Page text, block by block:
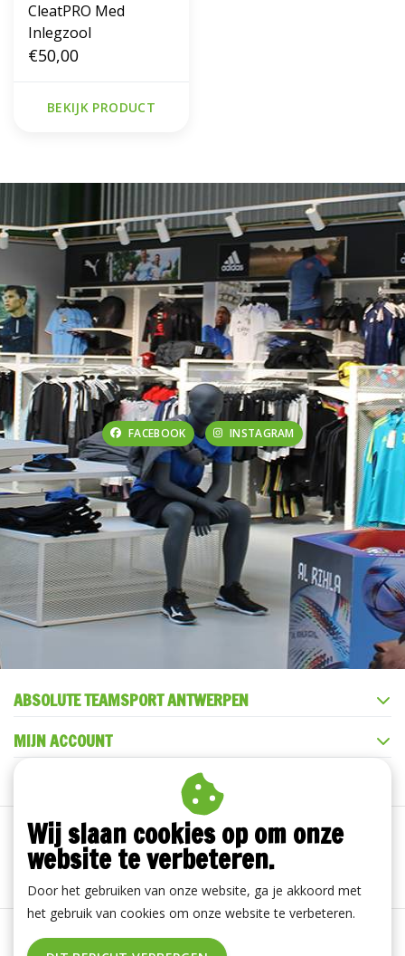
CleatPRO Med
Inlegzool
€50,00
BEKIJK PRODUCT
FACEBOOK INSTAGRAM
ABSOLUTE TEAMSPORT ANTWERPEN
MIJN ACCOUNT
Algemene voorwaarden | Disclaimer
Wij slaan cookies op om onze
website te verbeteren.
Door het gebruiken van onze website, ga je akkoord met
het gebruik van cookies om onze website te verbeteren.